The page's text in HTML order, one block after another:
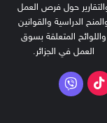
حول فرص العمل
الدراسية والقوانين
واللوائح المتعلقة بسوق
العمل في الجزائر.
‫TikTokفايبر